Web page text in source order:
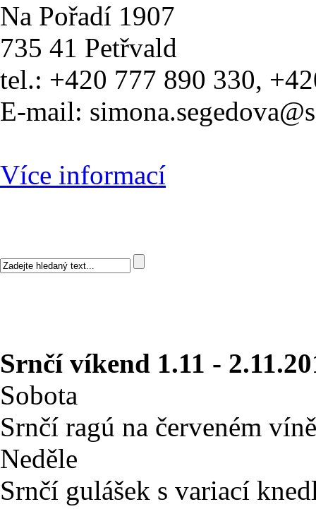
Na Pořadí 1907
735 41 Petřvald
tel.: +420 777 890 330,
E-mail:
Více informací
Srnčí víkend 1.11 -
Sobota
Srnčí ragú na červeném
Neděle
Srnčí gulášek s variací